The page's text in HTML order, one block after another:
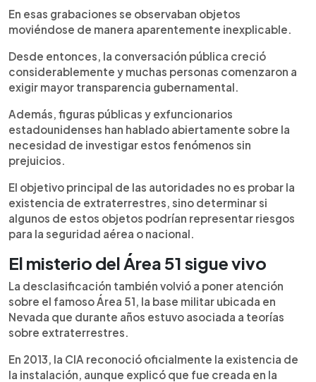
En esas grabaciones se observaban objetos
moviéndose de manera aparentemente inexplicable.
Desde entonces, la conversación pública creció
considerablemente y muchas personas comenzaron a
exigir mayor transparencia gubernamental.
Además, figuras públicas y exfuncionarios
estadounidenses han hablado abiertamente sobre la
necesidad de investigar estos fenómenos sin
prejuicios.
El objetivo principal de las autoridades no es probar la
existencia de extraterrestres, sino determinar si
algunos de estos objetos podrían representar riesgos
para la seguridad aérea o nacional.
El misterio del Área 51 sigue vivo
La desclasificación también volvió a poner atención
sobre el famoso Área 51, la base militar ubicada en
Nevada que durante años estuvo asociada a teorías
sobre extraterrestres.
En 2013, la CIA reconoció oficialmente la existencia de
la instalación, aunque explicó que fue creada en la